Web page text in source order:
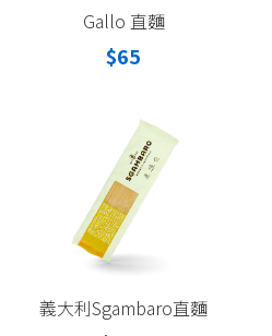
Gallo 直麵
$65
義大利Sgambaro直麵